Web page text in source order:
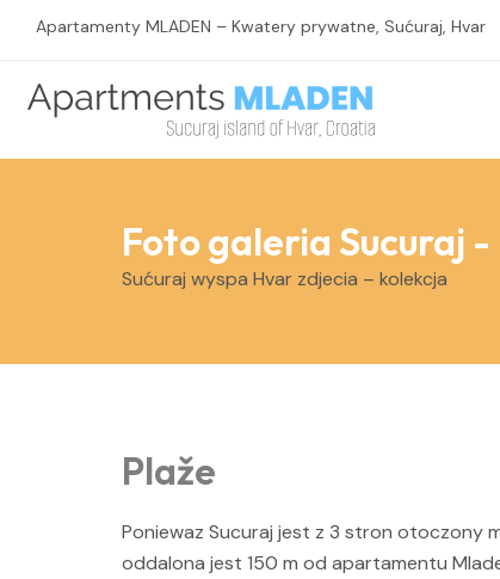
Apartamenty MLADEN – Kwatery prywatne, Sućuraj, Hvar
Foto galeria Sucuraj
Sućuraj wyspa Hvar zdjecia – kolekcja
Plaže
Poniewaz Sucuraj jest z 3 stron otoczony
oddalona jest 150 m od apartamentu